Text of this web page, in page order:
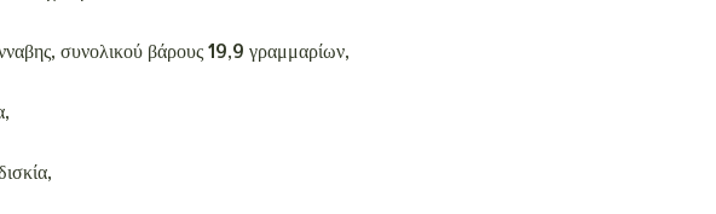
συνολικού βάρους 19,9 γραμμαρίων,